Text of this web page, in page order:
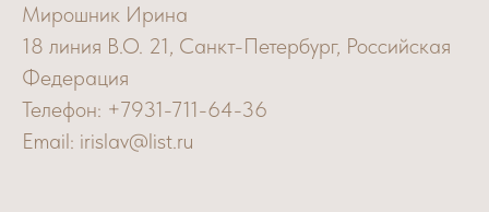
Мирошник Ирина
18 линия В.О. 21, Санкт-Петербург, Российская
Федерация
Телефон: +7931-711-64-36
Email: irislav@list.ru